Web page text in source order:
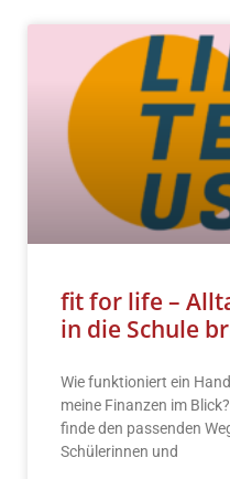
fit for life –
in die Schule
Wie funktioniert ein
meine Finanzen im
finde den passenden
Schülerinnen und